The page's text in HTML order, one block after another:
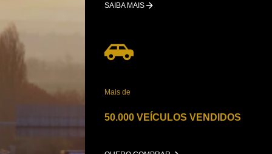
SAIBA MAIS
Mais de
50.000 VEÍCULOS VENDIDOS